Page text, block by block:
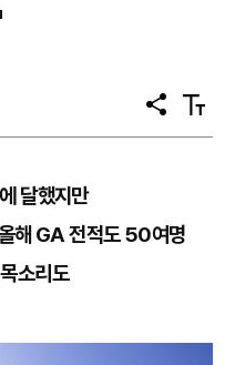
공
유
텍
스
달했지만
해 GA 전적도 50여명
소리도